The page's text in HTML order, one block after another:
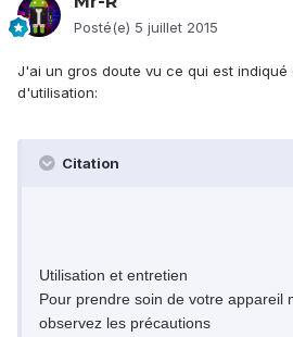
Posté(e) 5 juillet 2015
J'ai un gros doute vu ce qui est indiqué
d'utilisation:
Citation
Utilisation et entretien
Pour prendre soin de votre appareil
observez les précautions